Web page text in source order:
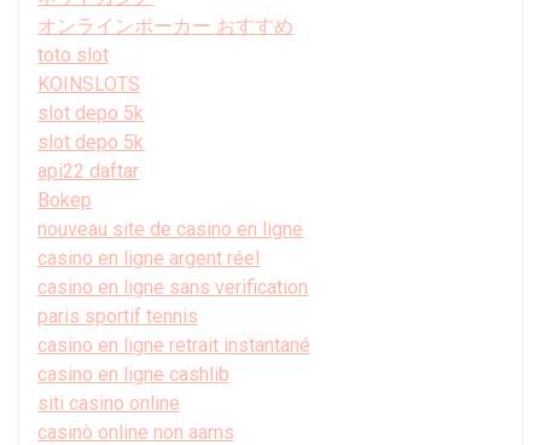
オンラインポーカー おすすめ
toto slot
KOINSLOTS
slot depo 5k
slot depo 5k
api22 daftar
Bokep
nouveau site de casino en ligne
casino en ligne argent réel
casino en ligne sans verification
paris sportif tennis
casino en ligne retrait instantané
casino en ligne cashlib
siti casino online
casinò online non aams